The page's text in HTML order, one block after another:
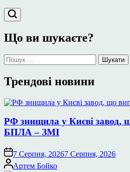
Що ви шукаєте?
Пошук:
Трендові новини
РФ знищила у Києві завод,
БПЛА – ЗМІ
7 Серпня, 20267 Серпня, 2026
Опубліковано
Артем Бойко